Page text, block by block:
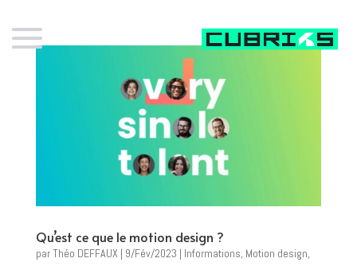
Qu’est ce que le motion design ?
parThéo DEFFAUX | 9/Fév/2023 | Informations Motion design